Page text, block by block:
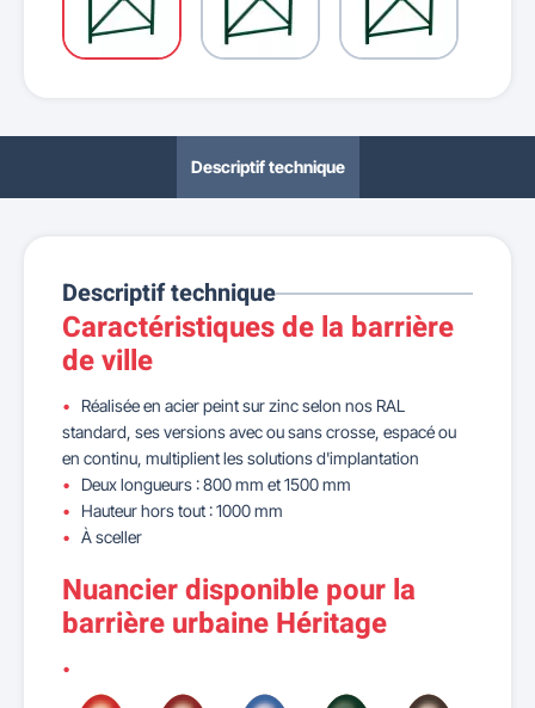
Descriptif technique
Descriptif technique
Caractéristiques de la barrière
de ville
Réalisée en acier peint sur zinc selon nos RAL
standard, ses versions avec ou sans crosse, espacé ou
en continu, multiplient les solutions d'implantation
Deux longueurs : 800 mm et 1500 mm
Hauteur hors tout : 1000 mm
À sceller
Nuancier disponible pour la
barrière urbaine Héritage